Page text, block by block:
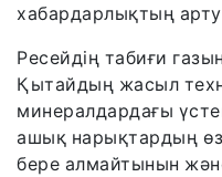
хабардарлықтың
Ресейдің табиғи
Қытайдың жасыл
минералдардағы
ашық нарықтардың өзі
бере алмайтынын